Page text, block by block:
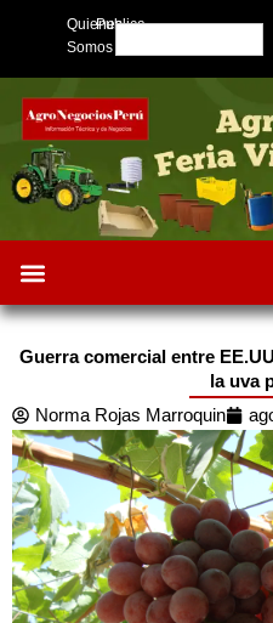
Quienes
Somos
Publica
Search
Guerra comercial entre
la uva
Norma Rojas Marroquin